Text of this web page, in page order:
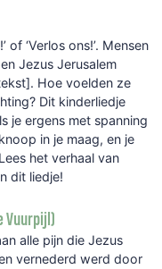
of ‘Verlos ons!’. Mensen
Jezus Jerusalem
Hoe voelden ze
Dit kinderliedje
je ergens met spanning
in je maag, en je
het verhaal van
dit liedje!
Vuurpijl)
alle pijn die Jezus
vernederd werd door